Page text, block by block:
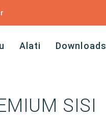
Alati Downloads
SISI